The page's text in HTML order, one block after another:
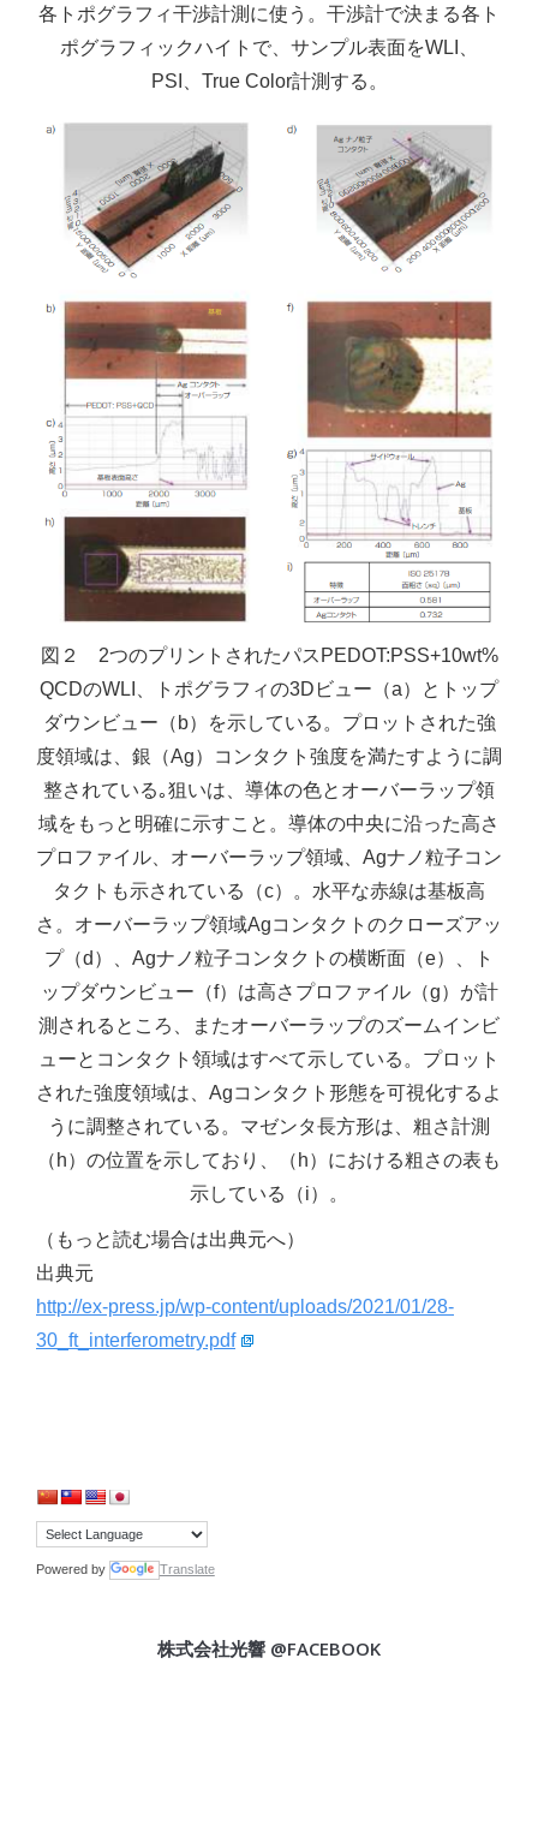
各トポグラフィ干渉計測に使う。干渉計で決まる各ト
ポグラフィックハイトで、サンプル表面をWLI、
PSI、True Color計測する。
図２ 2つのプリントされたパスPEDOT:PSS+10wt%
QCDのWLI、トポグラフィの3Dビュー（a）とトップ
ダウンビュー（b）を示している。プロットされた強
度領域は、銀（Ag）コンタクト強度を満たすように調
整されている｡狙いは、導体の色とオーバーラップ領
域をもっと明確に示すこと。導体の中央に沿った高さ
プロファイル、オーバーラップ領域、Agナノ粒子コン
タクトも示されている（c）。水平な赤線は基板高
さ。オーバーラップ領域Agコンタクトのクローズアッ
プ（d）、Agナノ粒子コンタクトの横断面（e）、ト
ップダウンビュー（f）は高さプロファイル（g）が計
測されるところ、またオーバーラップのズームインビ
ューとコンタクト領域はすべて示している。プロット
された強度領域は、Agコンタクト形態を可視化するよ
うに調整されている。マゼンタ長方形は、粗さ計測
（h）の位置を示しており、（h）における粗さの表も
示している（i）。
（もっと読む場合は出典元へ）
出典元
http://ex-press.jp/wp-content/uploads/2021/01/28-
30_ft_interferometry.pdf
Powered by Translate
株式会社光響 @FACEBOOK